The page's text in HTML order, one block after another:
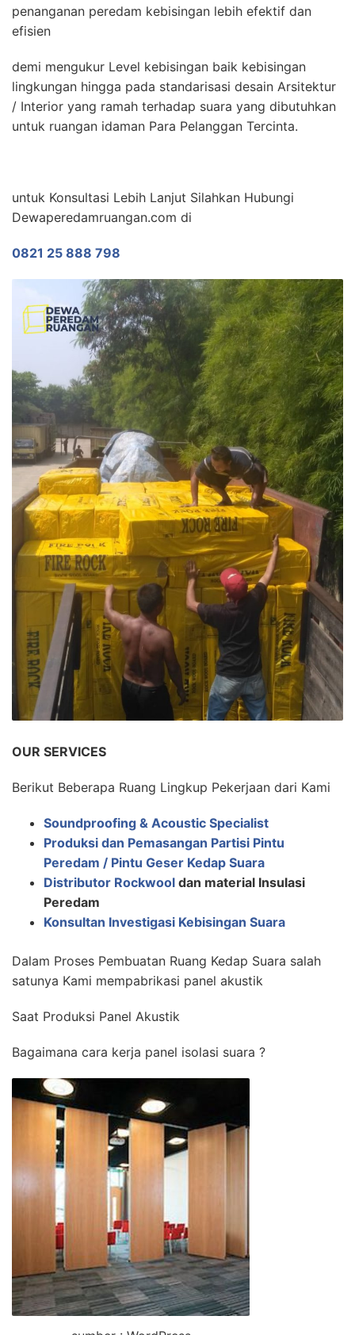
penanganan peredam kebisingan lebih efektif dan
efisien
demi mengukur Level kebisingan baik kebisingan
lingkungan hingga pada standarisasi desain Arsitektur
/ Interior yang ramah terhadap suara yang dibutuhkan
untuk ruangan idaman Para Pelanggan Tercinta.
untuk Konsultasi Lebih Lanjut Silahkan Hubungi
Dewaperedamruangan.com di
0821 25 888 798
OUR SERVICES
Berikut Beberapa Ruang Lingkup Pekerjaan dari Kami
Soundproofing & Acoustic Specialist
Produksi dan Pemasangan Partisi Pintu
Peredam / Pintu Geser Kedap Suara
Distributor Rockwool dan material Insulasi
Peredam
Konsultan Investigasi Kebisingan Suara
Dalam Proses Pembuatan Ruang Kedap Suara salah
satunya Kami mempabrikasi panel akustik
Saat Produksi Panel Akustik
Bagaimana cara kerja panel isolasi suara ?